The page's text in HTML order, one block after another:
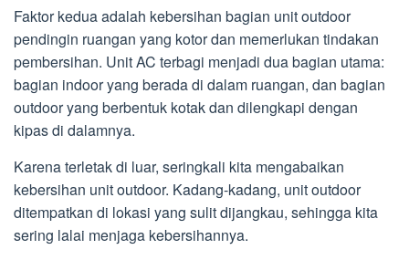
Faktor kedua adalah kebersihan bagian unit outdoor
pendingin ruangan yang kotor dan memerlukan tindakan
pembersihan. Unit AC terbagi menjadi dua bagian utama:
bagian indoor yang berada di dalam ruangan, dan bagian
outdoor yang berbentuk kotak dan dilengkapi dengan
kipas di dalamnya.
Karena terletak di luar, seringkali kita mengabaikan
kebersihan unit outdoor. Kadang-kadang, unit outdoor
ditempatkan di lokasi yang sulit dijangkau, sehingga kita
sering lalai menjaga kebersihannya.